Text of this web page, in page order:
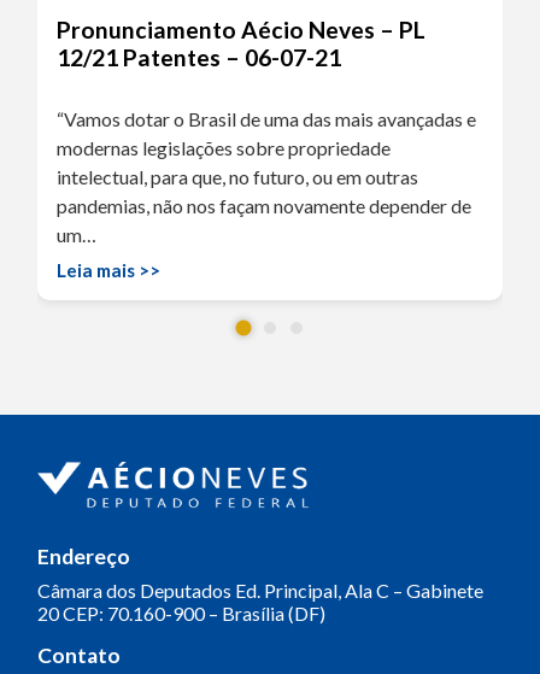
Pronunciamento Aécio Neves – PL
12/21 Patentes – 06-07-21
“Vamos dotar o Brasil de uma das mais avançadas e
modernas legislações sobre propriedade
intelectual, para que, no futuro, ou em outras
pandemias, não nos façam novamente depender de
um…
Leia mais >>
Endereço
Câmara dos Deputados Ed. Principal, Ala C – Gabinete
20CEP: 70.160-900 – Brasília (DF)
Contato